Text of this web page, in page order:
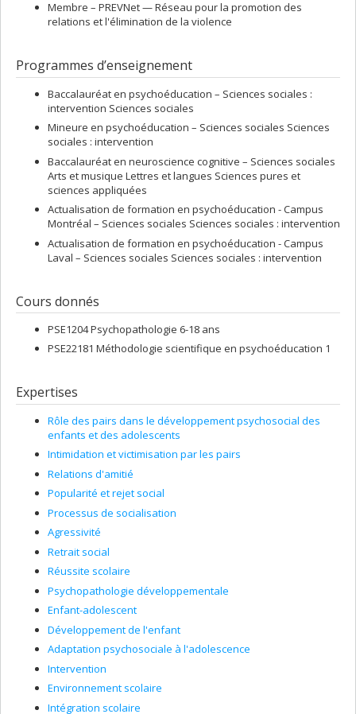
Membre – PREVNet — Réseau pour la promotion des
relations et l'élimination de la violence
Programmes d’enseignement
Baccalauréat en psychoéducation – Sciences sociales :
intervention Sciences sociales
Mineure en psychoéducation – Sciences sociales Sciences
sociales : intervention
Baccalauréat en neuroscience cognitive – Sciences sociales
Arts et musique Lettres et langues Sciences pures et
sciences appliquées
Actualisation de formation en psychoéducation - Campus
Montréal – Sciences sociales Sciences sociales : intervention
Actualisation de formation en psychoéducation - Campus
Laval – Sciences sociales Sciences sociales : intervention
Cours donnés
PSE1204 Psychopathologie 6-18 ans
PSE22181 Méthodologie scientifique en psychoéducation 1
Expertises
Rôle des pairs dans le développement psychosocial des
enfants et des adolescents
Intimidation et victimisation par les pairs
Relations d'amitié
Popularité et rejet social
Processus de socialisation
Agressivité
Retrait social
Réussite scolaire
Psychopathologie développementale
Enfant-adolescent
Développement de l'enfant
Adaptation psychosociale à l'adolescence
Intervention
Environnement scolaire
Intégration scolaire